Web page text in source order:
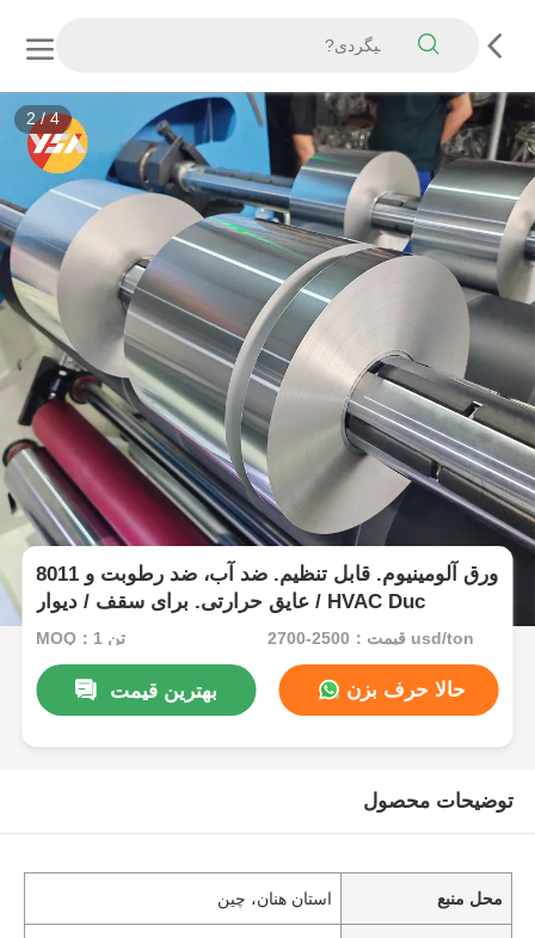
2/4
8011 ورق آلومینیوم. قابل تنظیم. ضد آب، ضد رطوبت و
عایق حرارتی. برای سقف / دیوار / HVAC Duc
MOQ：1 تن قیمت：2500-2700 usd/ton
بهترین قیمت حالا حرف بزن
توضیحات محصول
محل منبع استان هنان، چین